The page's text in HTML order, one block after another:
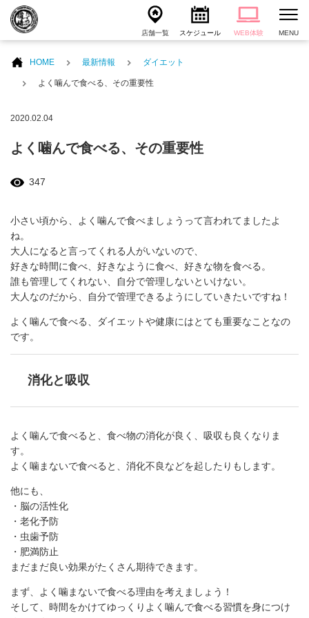
店舗一覧 スケジュール WEB体験 MENU
HOME 最新情報 ダイエット
よく噛んで食べる、その重要性
2020.02.04
よく噛んで食べる、その重要性
347
小さい頃から、よく噛んで食べましょうって言われてましたよ
ね。
大人になると言ってくれる人がいないので、
好きな時間に食べ、好きなように食べ、好きな物を食べる。
誰も管理してくれない、自分で管理しないといけない。
大人なのだから、自分で管理できるようにしていきたいですね！
よく噛んで食べる、ダイエットや健康にはとても重要なことなの
です。
消化と吸収
よく噛んで食べると、食べ物の消化が良く、吸収も良くなりま
す。
よく噛まないで食べると、消化不良などを起したりもします。
他にも、
・脳の活性化
・老化予防
・虫歯予防
・肥満防止
まだまだ良い効果がたくさん期待できます。
まず、よく噛まないで食べる理由を考えましょう！
そして、時間をかけてゆっくりよく噛んで食べる習慣を身につけ